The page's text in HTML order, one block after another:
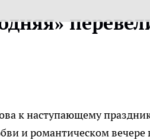
к наступающему
и романтическом